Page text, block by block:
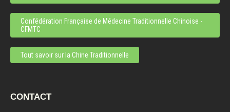
Confédération Française de Médecine Traditionnelle Chinoise -
CFMTC
Tout savoir sur la Chine Traditionnelle
CONTACT